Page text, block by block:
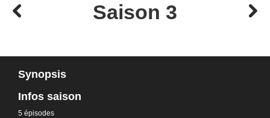
Saison 3
Synopsis
Infos saison
5 épisodes